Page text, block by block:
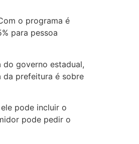
o programa é
para pessoa
do governo estadual,
da prefeitura é sobre
pode incluir o
pode pedir o